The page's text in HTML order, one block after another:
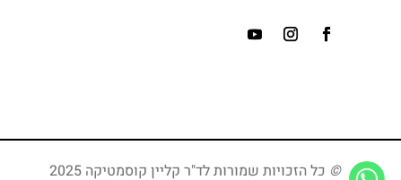
© כל הזכויות שמורות לד"ר קליין קוסמטיקה 2025